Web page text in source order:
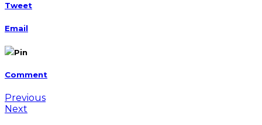
Tweet
Email
Pin
Comment
Previous
Next